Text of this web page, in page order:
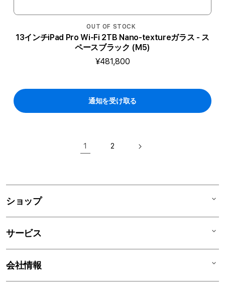
OUT OF STOCK
13インチiPad Pro Wi-Fi 2TB Nano-textureガラス - ス
ペースブラック (M5)
¥481,800
通知を受け取る
1 2
ショップ
Mac
iPhone
サービス
AppleCare+
会社情報